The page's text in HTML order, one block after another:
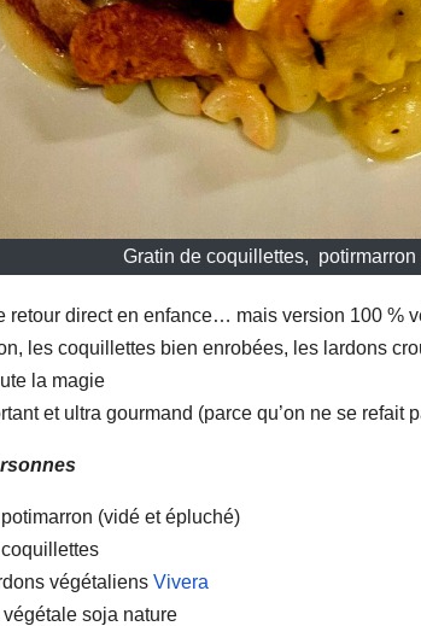
Gratin de coquillettes, potirmarron
retour direct en enfance… mais version 100 %
les coquillettes bien enrobées, les lardons
la magie
et ultra gourmand (parce qu’on ne se refait
(vidé et épluché)
végétaliens Vivera
soja nature